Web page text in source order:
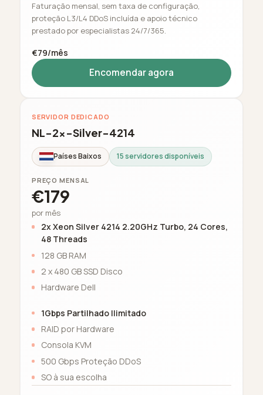
Faturação mensal, sem taxa de configuração,
proteção L3/L4 DDoS incluída e apoio técnico
prestado por especialistas 24/7/365.
€79/mês
Encomendar agora
SERVIDOR DEDICADO
NL-2x-Silver-4214
Países Baixos 15 servidores disponíveis
PREÇO MENSAL
€179
por mês
2x Xeon Silver 4214 2.20GHz Turbo, 24 Cores,
48 Threads
128 GB RAM
2 x 480 GB SSD Disco
Hardware Dell
1Gbps Partilhado Ilimitado
RAID por Hardware
Consola KVM
500 Gbps Proteção DDoS
SO à sua escolha